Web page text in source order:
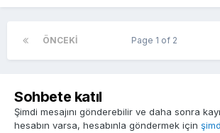
ÖNCEKI Page 1 of 2
Sohbete katıl
Şimdi mesajını gönderebilir ve daha sonra
hesabın varsa, hesabınla göndermek için